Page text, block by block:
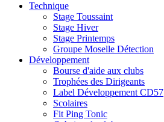
Technique
Stage Toussaint
Stage Hiver
Stage Printemps
Groupe Moselle Détection
Développement
Bourse d'aide aux clubs
Trophées des Dirigeants
Label Développement CD57
Scolaires
Fit Ping Tonic